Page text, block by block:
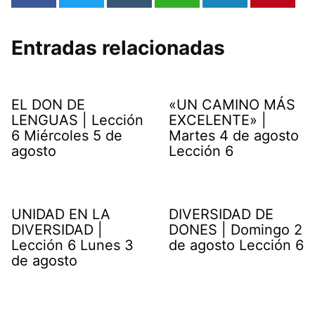
Entradas relacionadas
EL DON DE
LENGUAS | Lección
6 Miércoles 5 de
agosto
«UN CAMINO MÁS
EXCELENTE» |
Martes 4 de agosto
Lección 6
UNIDAD EN LA
DIVERSIDAD |
Lección 6 Lunes 3
de agosto
DIVERSIDAD DE
DONES | Domingo 2
de agosto Lección 6